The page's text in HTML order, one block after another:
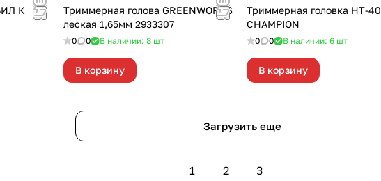
К
Триммерная голова GREENWORKS
леская 1,65мм 2933307
0 0 В наличии: 8 шт
В корзину
Триммерная головка HT-40
CHAMPION
0 0 В наличии: 6 шт
В корзину
Загрузить еще
1 2 3